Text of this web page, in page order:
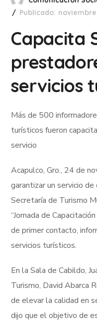
Publicado: noviembre
Capacita
servicios
Más de 500
turísticos fueron
servicio
Acapulco, Gro., 24 de
garantizar un servicio
Secretaría de Turismo
“Jornada de
de primer contacto,
servicios turísticos.
En la Sala de Cabildo,
Turismo, David Abarca
de elevar la calidad en
dijo que el objetivo de